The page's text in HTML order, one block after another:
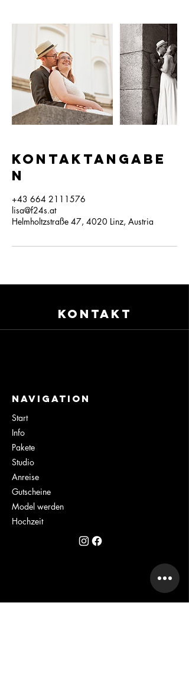
Kontaktangabe
n
+43 664 2111576
lisa@f24s.at
Helmholtzstraße 47, 4020 Linz, Austria
KONTAKT
NaviGation
Start
Info
Pakete
Studio
Anreise
Gutscheine
Model werden
Hochzeit